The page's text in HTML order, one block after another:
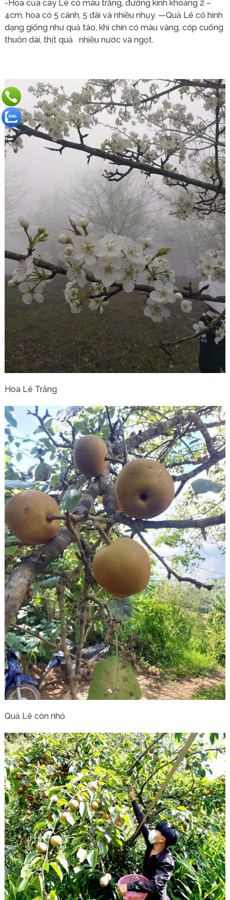
-Hoa của cây Lê có màu trắng, đường kính khoảng 2 –
4cm, hoa có 5 cánh, 5 đài và nhiều nhụy. —Quả Lê có hình
dạng giống như quả táo, khi chín có màu vàng, cóp cuống
thuôn dài, thịt quả nhiều nước và ngọt.
Hoa Lê Trắng
Quả Lê còn nhỏ